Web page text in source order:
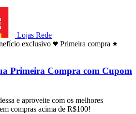
Lojas Rede
exclusivo
Primeira compra
Primeira Compra com Cupom
e aproveite com os melhores
compras acima de R$100!